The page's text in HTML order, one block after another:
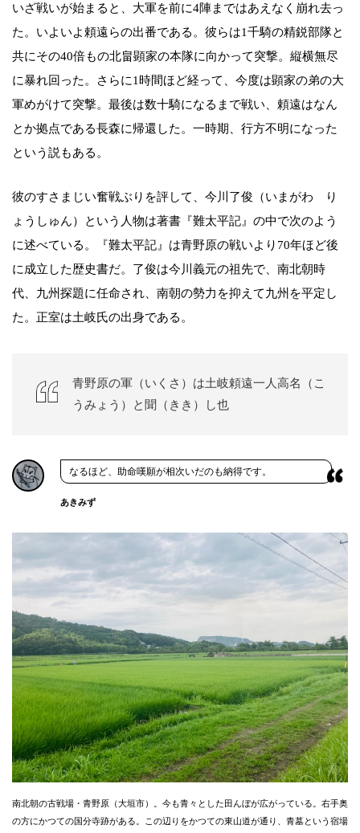
いざ戦いが始まると、大軍を前に4陣まではあえなく崩れ去っ
た。いよいよ頼遠らの出番である。彼らは1千騎の精鋭部隊と
共にその40倍もの北畠顕家の本隊に向かって突撃。縦横無尽
に暴れ回った。さらに1時間ほど経って、今度は顕家の弟の大
軍めがけて突撃。最後は数十騎になるまで戦い、頼遠はなん
とか拠点である長森に帰還した。一時期、行方不明になった
という説もある。
彼のすさまじい奮戦ぶりを評して、今川了俊（いまがわ り
ょうしゅん）という人物は著書『難太平記』の中で次のよう
に述べている。『難太平記』は青野原の戦いより70年ほど後
に成立した歴史書だ。了俊は今川義元の祖先で、南北朝時
代、九州探題に任命され、南朝の勢力を抑えて九州を平定し
た。正室は土岐氏の出身である。
青野原の軍（いくさ）は土岐頼遠一人高名（こ
うみょう）と聞（きき）し也
なるほど、助命嘆願が相次いだのも納得です。
あきみず
南北朝の古戦場・青野原（大垣市）。今も青々とした田んぼが広がっている。右手奥
の方にかつての国分寺跡がある。この辺りをかつての東山道が通り、青墓という宿場